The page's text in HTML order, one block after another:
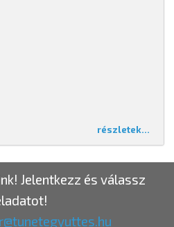
részletek...
Jelentkezz és válassz